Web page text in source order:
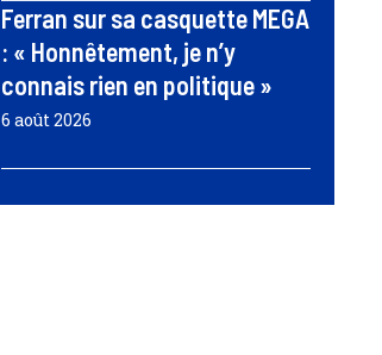
Ferran sur sa casquette MEGA
: « Honnêtement, je n’y
connais rien en politique »
6 août 2026